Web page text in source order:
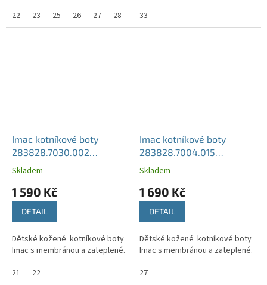
22
23 25 26 27 28 2933
Imac kotníkové boty
283828.7030.002
modré/zelené
Skladem
1 590 Kč
DETAIL
Dětské kožené kotníkové boty
Imac s membránou a zateplené.
21
22
Imac kotníkové boty
283828.7004.015
šedé/oranžové
Skladem
1 690 Kč
DETAIL
Dětské kožené kotníkové boty
Imac s membránou a zateplené.
27